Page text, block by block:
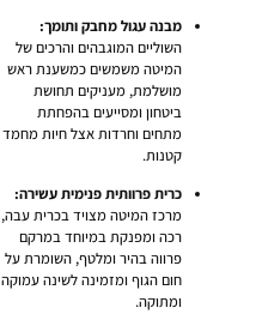
מבנה עגול מחבק ותומך:
השוליים המוגבהים והרכים של
המיטה משמשים כמשענת ראש
מושלמת, מעניקים תחושת
ביטחון ומסייעים בהפחתת
מתחים וחרדות אצל חיות מחמד
קטנות.
כרית פרוותית פנימית עשירה:
מרכז המיטה מצויד בכרית עבה,
רכה ומפנקת במיוחד במרקם
פרווה בהיר ומלטף, השומרת על
חום הגוף ומזמינה לשינה עמוקה
ומתוקה.